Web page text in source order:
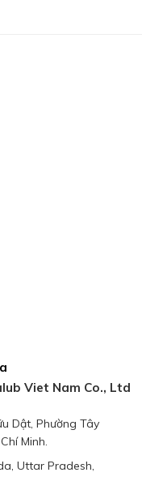
Viet Nam Co., Ltd
Dật, Phường Tây
Minh.
Uttar Pradesh,